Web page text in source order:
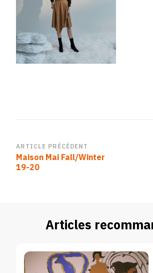
Navigation
d’article
ARTICLE PRÉCÉDENT
Maison Mai Fall/Winter
19-20
Articles